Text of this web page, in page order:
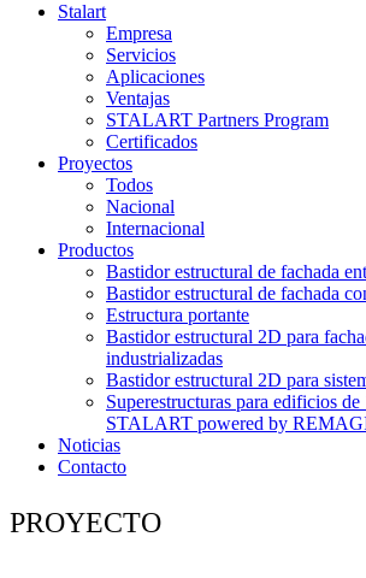
Stalart
Empresa
Servicios
Aplicaciones
Ventajas
STALART Partners Program
Certificados
Proyectos
Todos
Nacional
Internacional
Productos
Bastidor estructural de fachada
Bastidor estructural de fachada
Estructura portante
Bastidor estructural 2D para
industrializadas
Bastidor estructural 2D para
Superestructuras para edificios de
STALART powered by
Noticias
Contacto
PROYECTO